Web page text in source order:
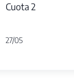
Cuota 2
27/05